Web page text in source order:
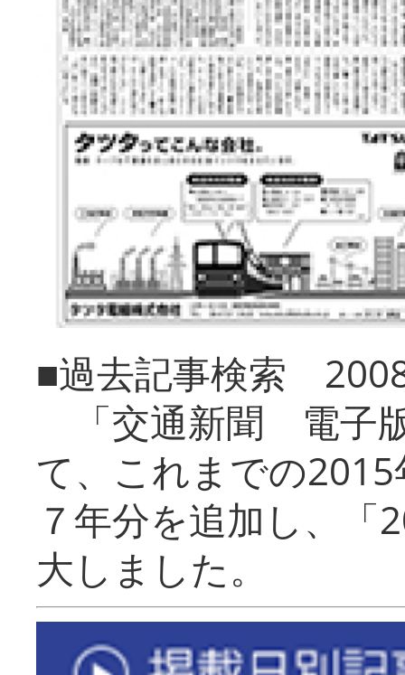
■過去記事検索
「交通新聞 電子
て、これまでの
７年分を追加し、「
大しまし